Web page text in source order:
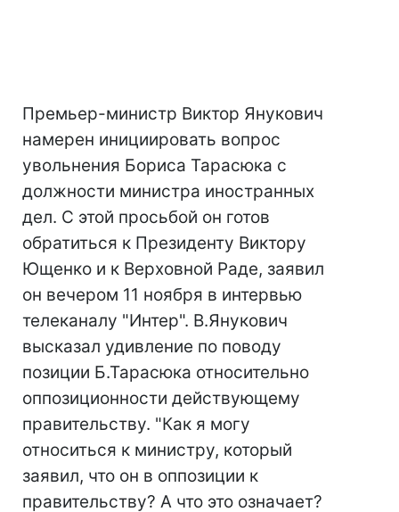
Премьер-министр Виктор Янукович
намерен инициировать вопрос
увольнения Бориса Тарасюка с
должности министра иностранных
дел. С этой просьбой он готов
обратиться к Президенту Виктору
Ющенко и к Верховной Раде, заявил
он вечером 11 ноября в интервью
телеканалу "Интер". В.Янукович
высказал удивление по поводу
позиции Б.Тарасюка относительно
оппозиционности действующему
правительству. "Как я могу
относиться к министру, который
заявил, что он в оппозиции к
правительству? А что это означает?